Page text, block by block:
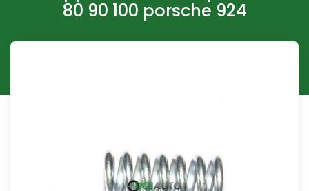
80 90 100 porsche 924